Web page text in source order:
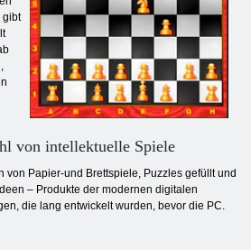
gibt
von intellektuelle Spiele
von Papier-und Brettspiele, Puzzles gefüllt und
– Produkte der modernen digitalen
die lang entwickelt wurden, bevor die PC.